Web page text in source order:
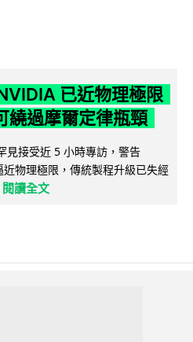
已近物理極限
繞過摩爾定律瓶頸
見接受近 5 小時專訪，警告
物理極限，傳統製程升級已失經
閱讀全文